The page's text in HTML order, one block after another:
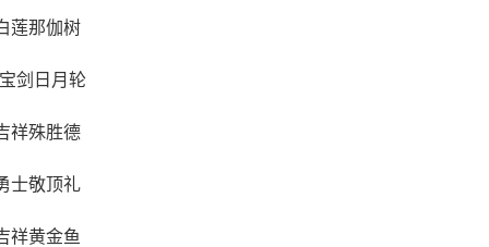
莲那伽树
剑日月轮
祥殊胜德
士敬顶礼
祥黄金鱼